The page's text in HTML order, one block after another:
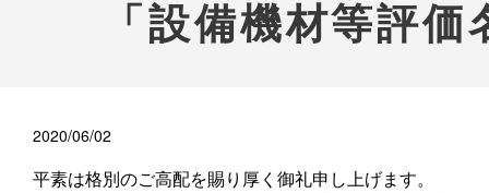
「設備機材等評
2020/06/02
平素は格別のご高配を賜り厚く御礼申し上げます。